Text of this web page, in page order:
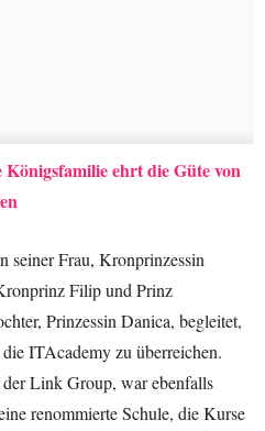
Königsfamilie ehrt die Güte von
seiner Frau, Kronprinzessin
Filip und Prinz
Prinzessin Danica, begleitet,
ITAcademy zu überreichen.
Link Group, war ebenfalls
renommierte Schule, die Kurse